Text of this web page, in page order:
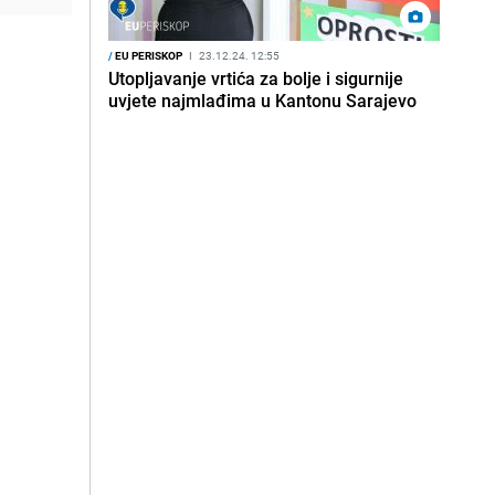
/EU PERISKOP I 23.12.24. 12:55
Utopljavanje vrtića za bolje i sigurnije
uvjete najmlađima u Kantonu Sarajevo